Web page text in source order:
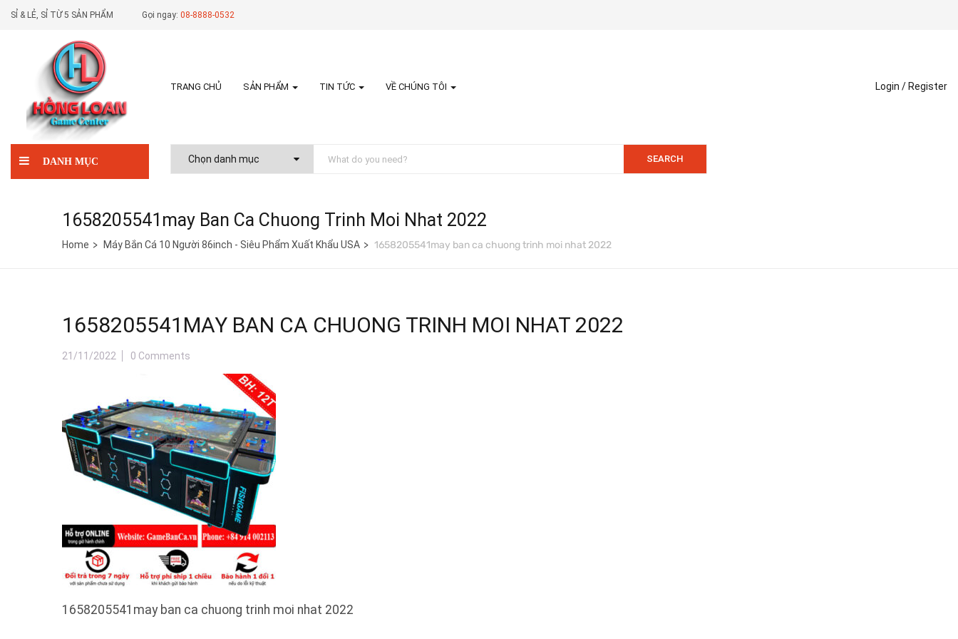
SỈ & LẺ, SỈ TỪ 5 SẢN PHẨM Gọi ngay: 08-8888-0532
TRANG CHỦ SẢN PHẨM TIN TỨC VỀ CHÚNG TÔI Login / Register
DANH MỤC SEARCH
1658205541may Ban Ca Chuong Trinh Moi Nhat 2022
Home Máy Bắn Cá 10 Người 86inch - Siêu Phẩm Xuất Khẩu USA 1658205541may ban ca chuong trinh moi nhat 2022
1658205541MAY BAN CA CHUONG TRINH MOI NHAT 2022
21/11/2022 0 Comments
1658205541may ban ca chuong trinh moi nhat 2022